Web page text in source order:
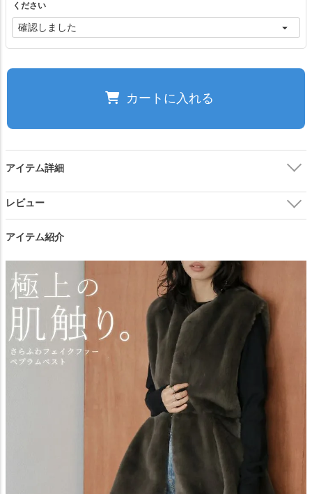
ご注文の前に必ずご確認ください。
閉じる
ください
カートに入れる
アイテム詳細
アイテム紹介